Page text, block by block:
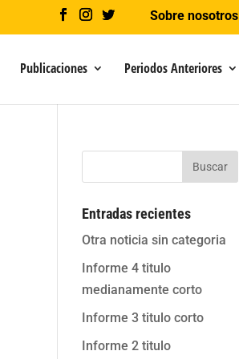
Sobre nosotros
Publicaciones Periodos Anteriores
Buscar
Entradas recientes
Otra noticia sin categoria
Informe 4 titulo
medianamente corto
Informe 3 titulo corto
Informe 2 titulo